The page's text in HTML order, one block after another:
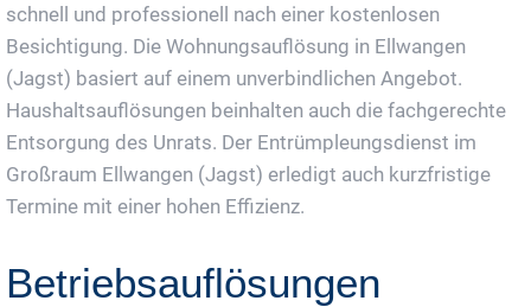
schnell und professionell nach einer kostenlosen
Besichtigung. Die Wohnungsauflösung in Ellwangen
(Jagst) basiert auf einem unverbindlichen Angebot.
Haushaltsauflösungen beinhalten auch die fachgerechte
Entsorgung des Unrats. Der Entrümpleungsdienst im
Großraum Ellwangen (Jagst) erledigt auch kurzfristige
Termine mit einer hohen Effizienz.
Betriebsauflösungen